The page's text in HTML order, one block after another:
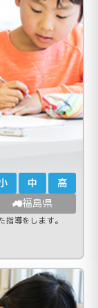
中 高
福島県
指導をします。